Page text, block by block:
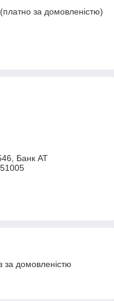
за домовленістю)
Банк АТ
за домовленістю